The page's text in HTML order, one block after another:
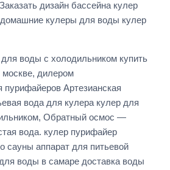
дизайн бассейна кулер
кулеры для воды кулер
воды с холодильником купить
дилером
Артезианская
вода для кулера кулер для
Обратный осмос —
вода. кулер пурифайер
сауны аппарат для питьевой
воды в самаре доставка воды